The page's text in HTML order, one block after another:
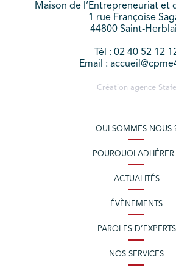
Maison de l’Entrepreneuriat et
1 rue Françoise
44800 Saint-
Tél : 02 40 52 12
Email :
Création agence Stafe
QUI SOMMES-NOUS
POURQUOI ADHÉRER
ACTUALITÉS
ÉVÈNEMENTS
PAROLES D’EXPERTS
NOS SERVICES